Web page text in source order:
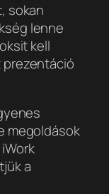
sokan
lenne
kell
megoldások
a